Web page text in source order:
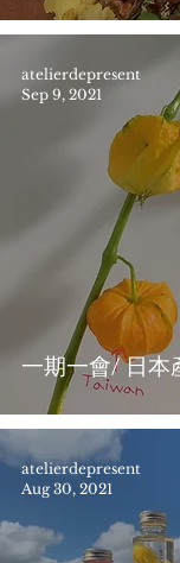
一期一會/ 日本
atelierdepresent
Sep 9, 2021
atelierdepresent
Aug 30, 2021